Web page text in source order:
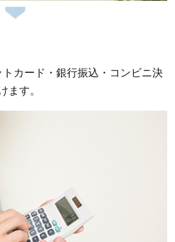
カード・銀行振込・コンビニ決
ます。